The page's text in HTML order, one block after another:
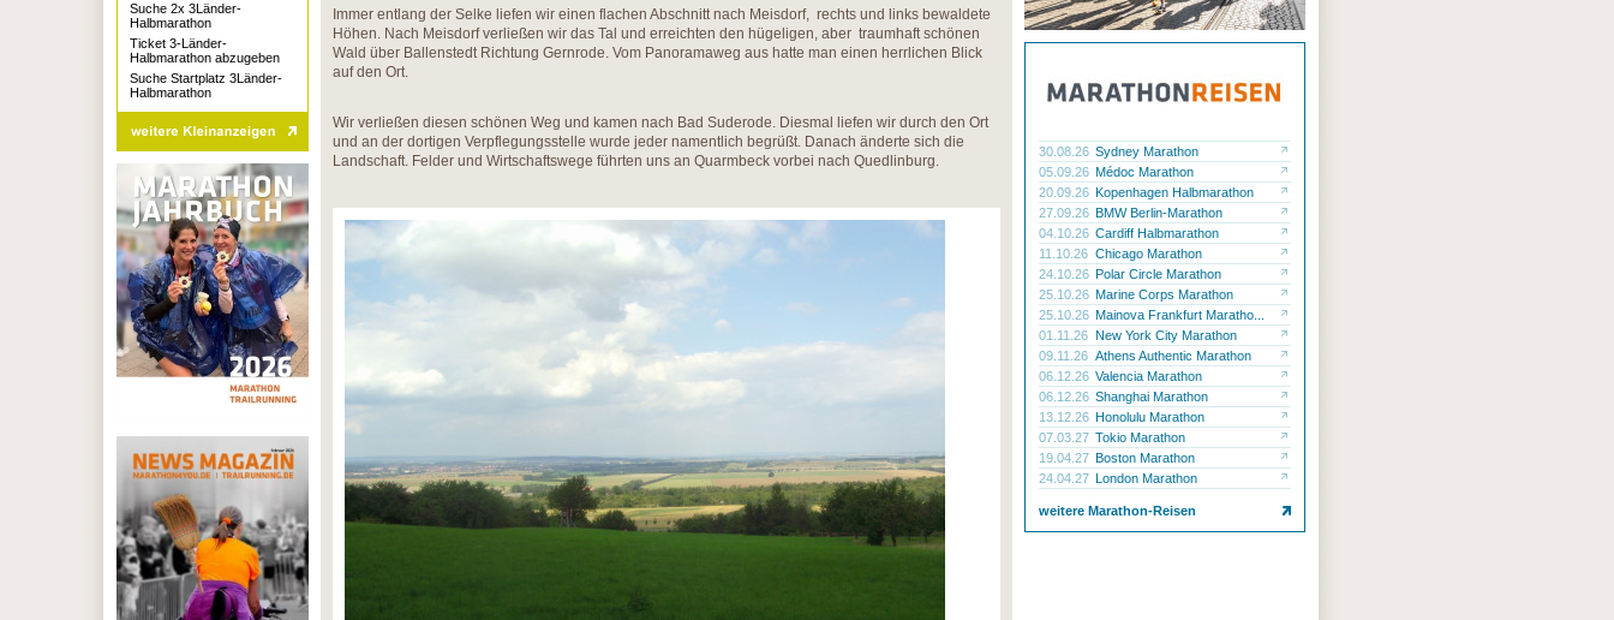
Immer entlang der Selke liefen wir einen flachen Abschnitt nach Meisdorf, rechts und links bewaldete
Höhen. Nach Meisdorf verließen wir das Tal und erreichten den hügeligen, aber traumhaft schönen
Wald über Ballenstedt Richtung Gernrode. Vom Panoramaweg aus hatte man einen herrlichen Blick
auf den Ort.
Wir verließen diesen schönen Weg und kamen nach Bad Suderode. Diesmal liefen wir durch den Ort
und an der dortigen Verpflegungsstelle wurde jeder namentlich begrüßt. Danach änderte sich die
Landschaft. Felder und Wirtschaftswege führten uns an Quarmbeck vorbei nach Quedlinburg.
30.08.26 Sydney Marathon
05.09.26 Médoc Marathon
20.09.26 Kopenhagen Halbmarathon
27.09.26 BMW Berlin-Marathon
04.10.26 Cardiff Halbmarathon
11.10.26 Chicago Marathon
24.10.26 Polar Circle Marathon
25.10.26 Marine Corps Marathon
25.10.26 Mainova Frankfurt Maratho...
01.11.26 New York City Marathon
09.11.26 Athens Authentic Marathon
06.12.26 Valencia Marathon
06.12.26 Shanghai Marathon
13.12.26 Honolulu Marathon
07.03.27 Tokio Marathon
19.04.27 Boston Marathon
24.04.27 London Marathon
weitere Marathon-Reisen
Suche 2x 3Länder-
Halbmarathon
Ticket 3-Länder-
Halbmarathon abzugeben
Suche Startplatz 3Länder-
Halbmarathon